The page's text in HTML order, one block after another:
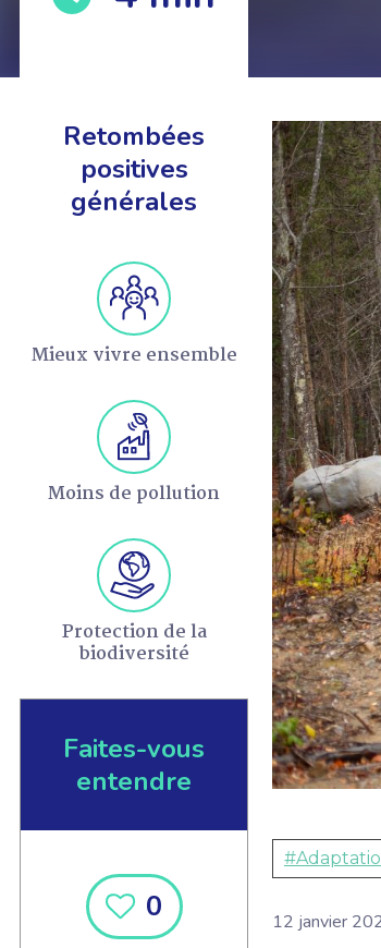
EN SAVOIR +
Retombées
positives
générales
Mieux vivre ensemble
Moins de pollution
Protection de la
biodiversité
Faites-vous
entendre
0 12 janvier